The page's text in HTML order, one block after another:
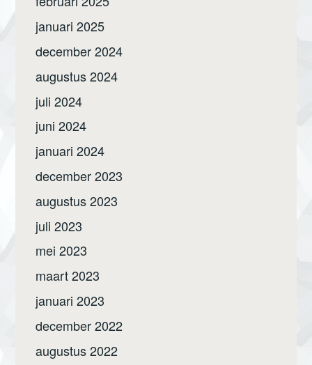
januari 2025
december 2024
augustus 2024
juli 2024
juni 2024
januari 2024
december 2023
augustus 2023
juli 2023
mei 2023
maart 2023
januari 2023
december 2022
augustus 2022